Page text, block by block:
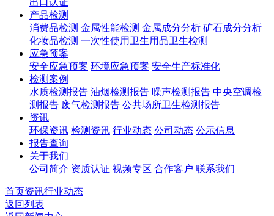
出口认证
产品检测
消费品检测 金属性能检测 金属成分分析 矿石成分分析
化妆品检测 一次性使用卫生用品卫生检测
应急预案
安全应急预案 环境应急预案 安全生产标准化
检测案例
水质检测报告 油烟检测报告 噪声检测报告 中央空调检
测报告 废气检测报告 公共场所卫生检测报告
资讯
环保资讯 检测资讯 行业动态 公司动态 公示信息
报告查询
关于我们
公司简介 资质认证 视频专区 合作客户 联系我们
首页资讯行业动态
返回列表